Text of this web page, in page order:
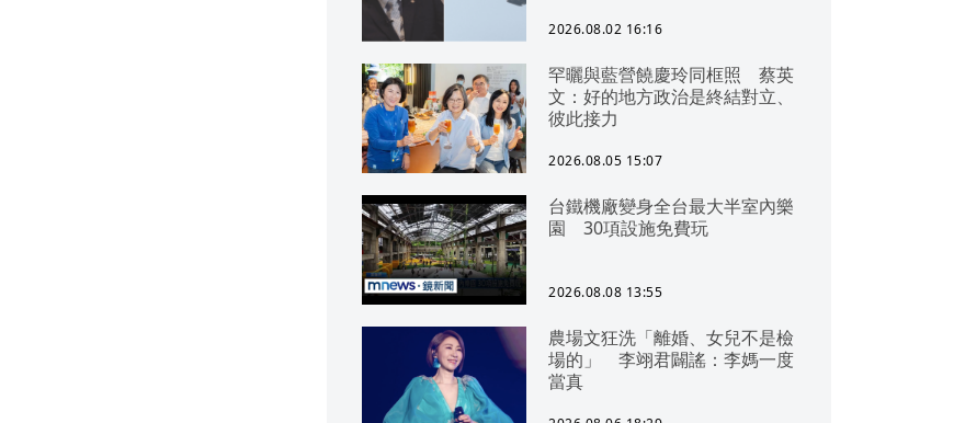
2026.08.02 16:16
罕曬與藍營饒慶玲同框照 蔡英
文：好的地方政治是終結對立、
彼此接力
2026.08.05 15:07
台鐵機廠變身全台最大半室內樂
園 30項設施免費玩
2026.08.08 13:55
農場文狂洗「離婚、女兒不是檢
場的」 李翊君闢謠：李媽一度
當真